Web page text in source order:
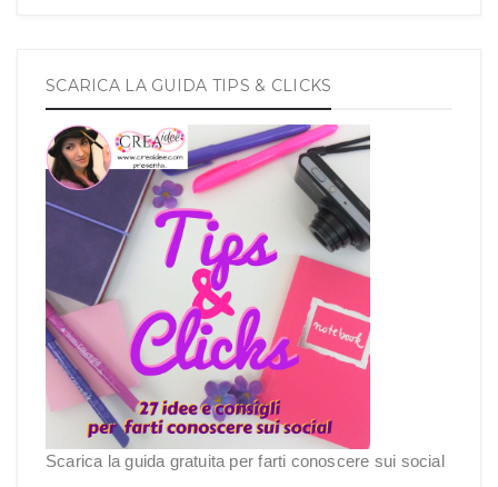
SCARICA LA GUIDA TIPS & CLICKS
Scarica la guida gratuita per farti conoscere sui social